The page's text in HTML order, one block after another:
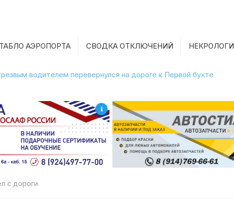
ТАБЛО АЭРОПОРТА СВОДКА ОТКЛЮЧЕНИЙ НЕКРОЛОГИ
водителем перевернулся на дороге к Первой бухте
с дороги